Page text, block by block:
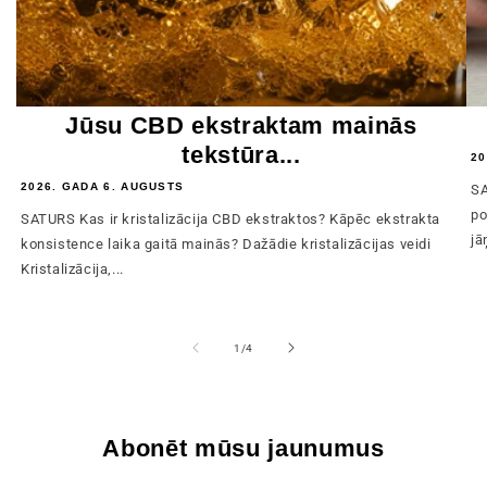
Jūsu CBD ekstraktam mainās
tekstūra...
2026. GADA 6. AUGUSTS
SATURS Kas ir kristalizācija CBD ekstraktos? Kāpēc ekstrakta
konsistence laika gaitā mainās? Dažādie kristalizācijas veidi
Kristalizācija,...
1 /no
4
Abonēt mūsu jaunumus